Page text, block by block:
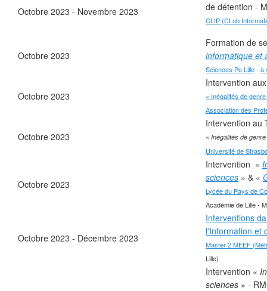
Octobre 2023 - Novembre 2023
de détention -
CLIP (CLub
Octobre 2023
Formation de
informatique et
Sciences Po Lille- à
Octobre 2023
Intervention
« Inégalités de
Association des
Octobre 2023
Intervention au
« Inégalités de
Université de
Octobre 2023
Intervention «
sciences » & «
Lycée du Pays de
Académie de Lille -
Octobre 2023 - Décembre 2023
Interventions
l'Information et
Master 2 MEEF
Lille)
Intervention «
sciences » -